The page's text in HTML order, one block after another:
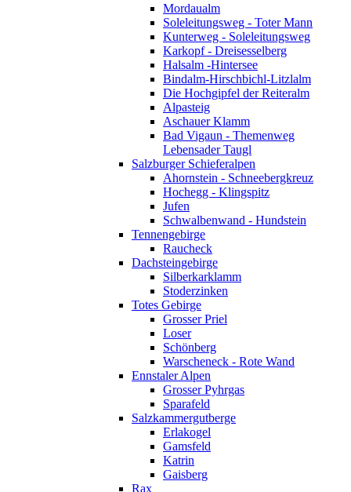
Mordaualm
Soleleitungsweg - Toter Mann
Kunterweg - Soleleitungsweg
Karkopf - Dreisesselberg
Halsalm -Hintersee
Bindalm-Hirschbichl-Litzlalm
Die Hochgipfel der Reiteralm
Alpasteig
Aschauer Klamm
Bad Vigaun - Themenweg
Lebensader Taugl
Salzburger Schieferalpen
Ahornstein - Schneebergkreuz
Hochegg - Klingspitz
Jufen
Schwalbenwand - Hundstein
Tennengebirge
Raucheck
Dachsteingebirge
Silberkarklamm
Stoderzinken
Totes Gebirge
Grosser Priel
Loser
Schönberg
Warscheneck - Rote Wand
Ennstaler Alpen
Grosser Pyhrgas
Sparafeld
Salzkammergutberge
Erlakogel
Gamsfeld
Katrin
Gaisberg
Rax